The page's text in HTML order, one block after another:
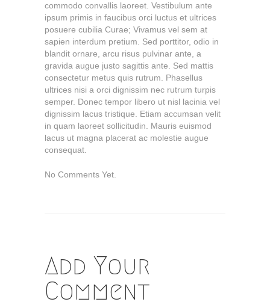
commodo convallis laoreet. Vestibulum ante
ipsum primis in faucibus orci luctus et ultrices
posuere cubilia Curae; Vivamus vel sem at
sapien interdum pretium. Sed porttitor, odio in
blandit ornare, arcu risus pulvinar ante, a
gravida augue justo sagittis ante. Sed mattis
consectetur metus quis rutrum. Phasellus
ultrices nisi a orci dignissim nec rutrum turpis
semper. Donec tempor libero ut nisl lacinia vel
dignissim lacus tristique. Etiam accumsan velit
in quam laoreet sollicitudin. Mauris euismod
lacus ut magna placerat ac molestie augue
consequat.
No Comments Yet.
Add Your
Comment